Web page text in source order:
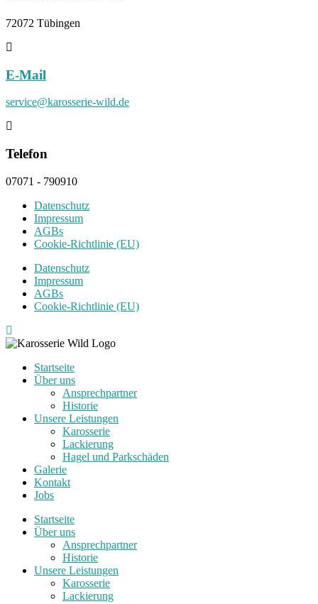
72072 Tübingen
E-Mail
service@karosserie-wild.de
Telefon
07071 - 790910
Datenschutz
Impressum
AGBs
Cookie-Richtlinie (EU)
Datenschutz
Impressum
AGBs
Cookie-Richtlinie (EU)
Startseite
Über uns
Ansprechpartner
Historie
Unsere Leistungen
Karosserie
Lackierung
Hagel und Parkschäden
Galerie
Kontakt
Jobs
Startseite
Über uns
Ansprechpartner
Historie
Unsere Leistungen
Karosserie
Lackierung